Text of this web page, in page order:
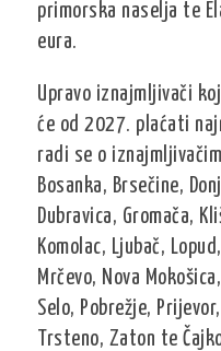
primorska naselja te
eura.
Upravo iznajmljivači
će od 2027. plaćati
radi se o
Bosanka, Brsečine,
Dubravica, Gromača,
Komolac, Ljubač,
Mrčevo, Nova
Selo, Pobrežje,
Trsteno, Zaton te